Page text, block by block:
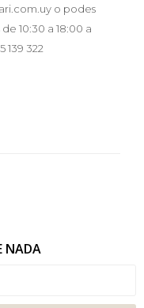
o podes
10:30 a 18:00 a
139 322
NADA